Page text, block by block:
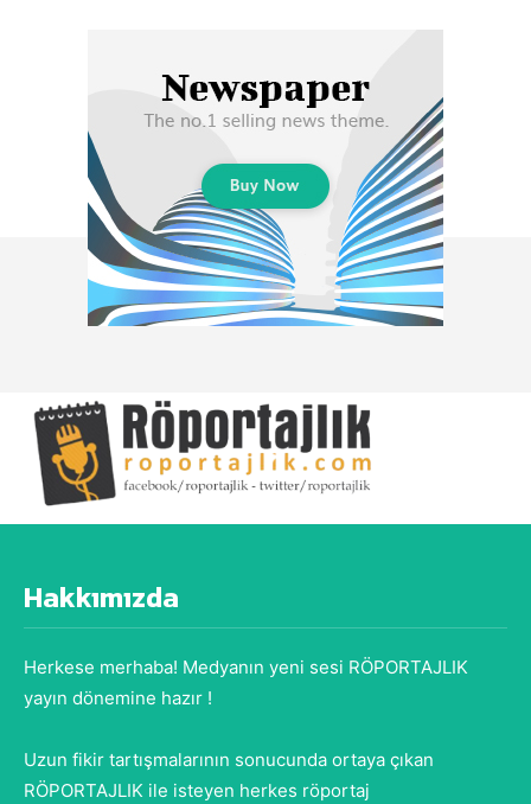
Hakkımızda
Herkese merhaba! Medyanın yeni sesi RÖPORTAJLIK
yayın dönemine hazır !
Uzun fikir tartışmalarının sonucunda ortaya çıkan
RÖPORTAJLIK ile isteyen herkes röportaj